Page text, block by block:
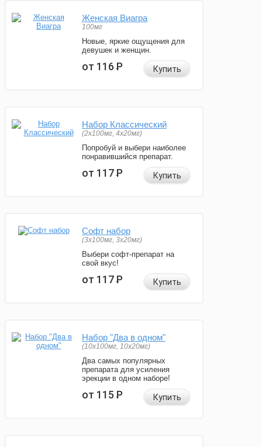
Женская Виагра
100мг
Новые, яркие ощущения для
девушек и женщин.
от 116Р Купить
Набор Классический
(2x100мг, 4x20мг)
Попробуй и выбери наиболее
понравившийся препарат.
от 117Р Купить
Софт набор
(3x100мг, 3x20мг)
Выбери софт-препарат на
свой вкус!
от 117Р Купить
Набор "Два в одном"
(10x100мг, 10x20мг)
Два самых популярных
препарата для усиления
эрекции в одном наборе!
от 115Р Купить